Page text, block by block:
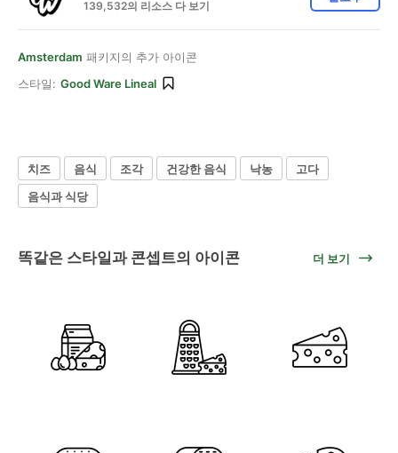
139,532의 리소스 다 보기
Amsterdam 패키지의 추가 아이콘
스타일: Good Ware Lineal
치즈 음식 조각 건강한 음식 낙농
고다
음식과 식당
똑같은 스타일과 콘셉트의 아이콘 더 보기